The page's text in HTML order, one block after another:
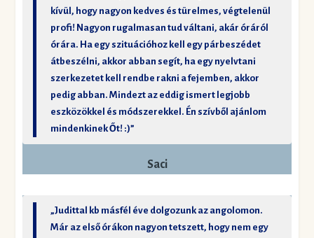
kívül, hogy nagyon kedves és türelmes, végtelenül
profi! Nagyon rugalmasan tud váltani, akár óráról
órára. Ha egy szituációhoz kell egy párbeszédet
átbeszélni, akkor abban segít, ha egy nyelvtani
szerkezetet kell rendbe rakni a fejemben, akkor
pedig abban. Mindezt az eddig ismert legjobb
eszközökkel és módszerekkel. Én szívből ajánlom
mindenkinek Őt! :)”
Saci
„Judittal kb másfél éve dolgozunk az angolomon.
Már az első órákon nagyon tetszett, hogy nem egy